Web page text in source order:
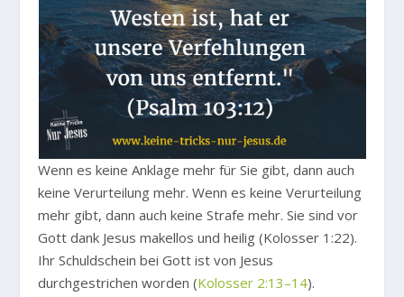
Wenn es keine Anklage mehr für Sie gibt, dann auch
keine Verurteilung mehr. Wenn es keine Verurteilung
mehr gibt, dann auch keine Strafe mehr. Sie sind vor
Gott dank Jesus makellos und heilig (Kolosser 1:22).
Ihr Schuldschein bei Gott ist von Jesus
durchgestrichen worden (Kolosser 2:13–14).